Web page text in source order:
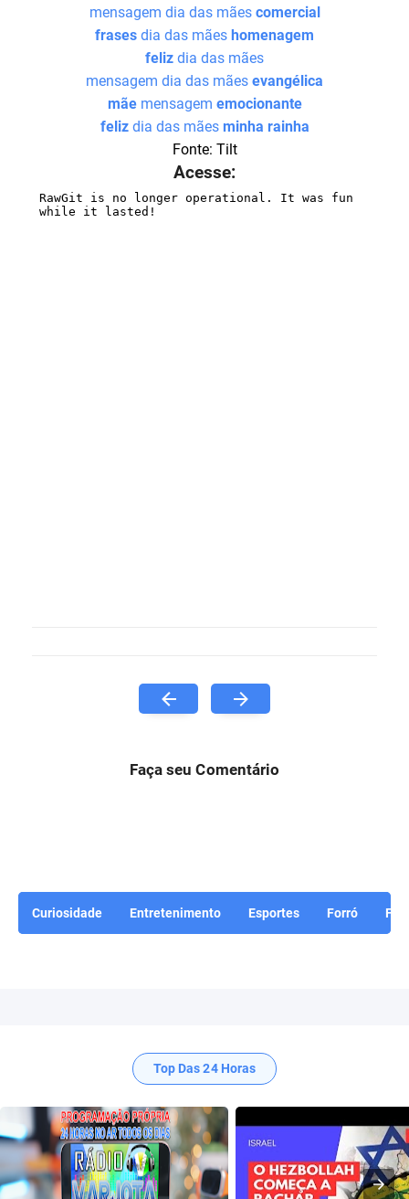
mensagem dia das mães comercial
frases dia das mães homenagem
feliz dia das mães
mensagem dia das mães evangélica
mãemensagem emocionante
felizdia das mães minha rainha
Fonte: Tilt
Acesse:
Faça seu Comentário
Curiosidade Entretenimento Esportes Forró
Top Das 24 Horas